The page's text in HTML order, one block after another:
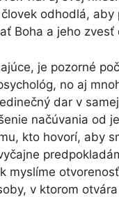
odhodlá,
Boha a jeho zvesť
je pozorné
no aj
dar v
načúvania od
kto hovorí, aby
myslíme
v ktorom